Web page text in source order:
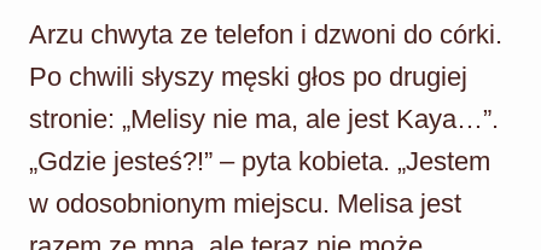
Arzu chwyta ze telefon i dzwoni do córki.
Po chwili słyszy męski głos po drugiej
stronie: „Melisy nie ma, ale jest Kaya…”.
„Gdzie jesteś?!” – pyta kobieta. „Jestem
w odosobnionym miejscu. Melisa jest